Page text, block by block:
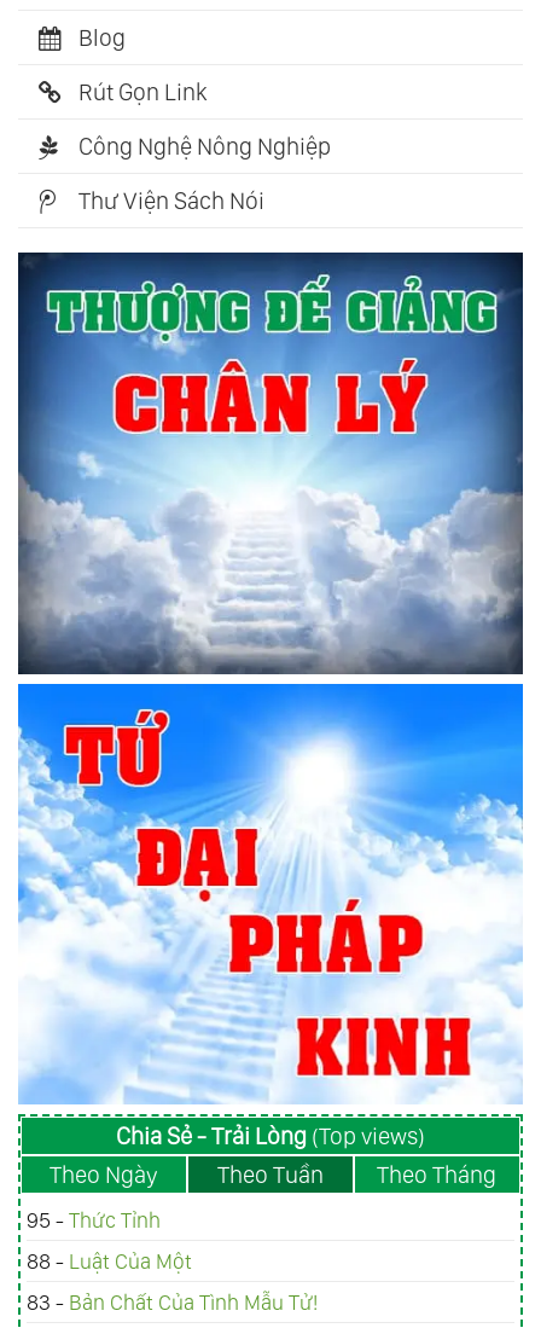
Blog
Rút Gọn Link
Công Nghệ Nông Nghiệp
Thư Viện Sách Nói
Chia Sẻ - Trải Lòng(Top views)
Theo Ngày
Theo Tuần Theo Tháng
95 -Thức Tỉnh
88 - Luật Của Một
83 - Bản Chất Của Tình Mẫu Tử!